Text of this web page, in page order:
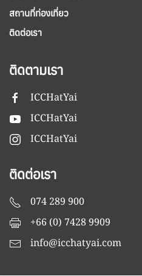
สถานที่ท่องเที่ยว
ติดต่อเรา
ติดตามเรา
ICCHatYai
ICCHatYai
ICCHatYai
ติดต่อเรา
074 289 900
+66 (0) 7428 9909
info@icchatyai.com